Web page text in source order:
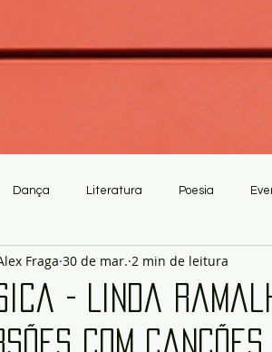
Dança Literatura Poesia
- Linda
com
Fraga 30 de mar. 2 min de leitura